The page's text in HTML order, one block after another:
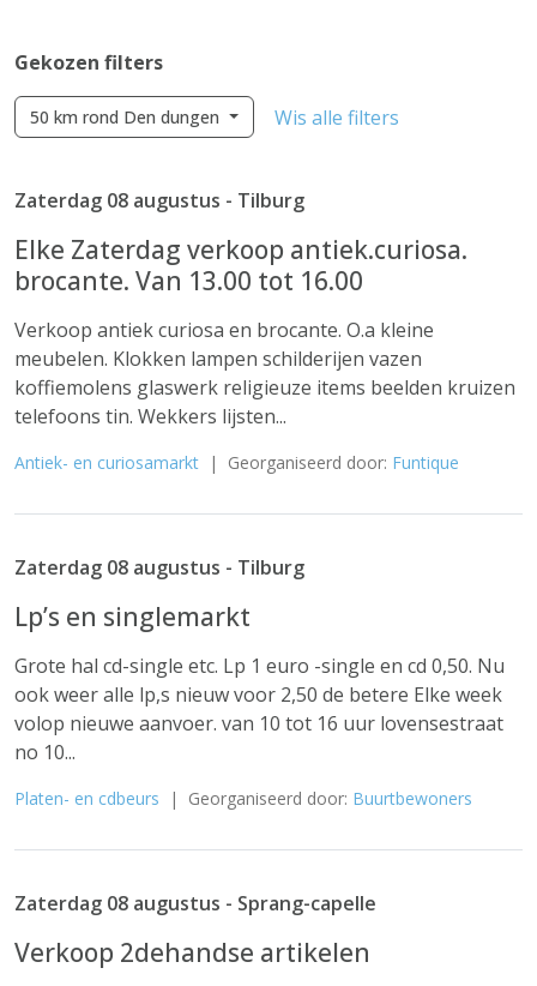
Gekozen filters
50 km rond Den dungen Wis alle filters
Zaterdag 08 augustus - Tilburg
Elke Zaterdag verkoop antiek.curiosa.
brocante. Van 13.00 tot 16.00
Verkoop antiek curiosa en brocante. O.a kleine
meubelen. Klokken lampen schilderijen vazen
koffiemolens glaswerk religieuze items beelden kruizen
telefoons tin. Wekkers lijsten...
Antiek- en curiosamarkt | Georganiseerd door: Funtique
Zaterdag 08 augustus - Tilburg
Lp’s en singlemarkt
Grote hal cd-single etc. Lp 1 euro -single en cd 0,50. Nu
ook weer alle lp,s nieuw voor 2,50 de betere Elke week
volop nieuwe aanvoer. van 10 tot 16 uur lovensestraat
no 10...
Platen- en cdbeurs | Georganiseerd door: Buurtbewoners
Zaterdag 08 augustus - Sprang-capelle
Verkoop 2dehandse artikelen